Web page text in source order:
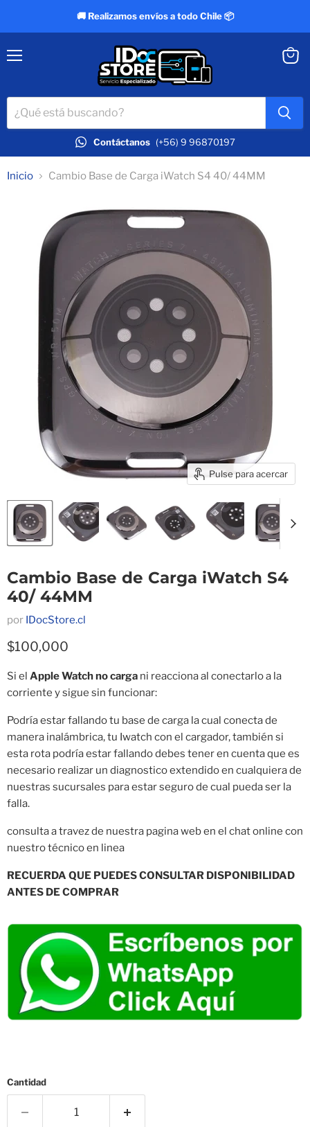
🚚 Realizamos envíos a todo Chile 📦
Contáctanos (+56) 9 96870197
Inicio Cambio Base de Carga iWatch S4 40/ 44MM
Pulse para acercar
Cambio Base de Carga iWatch S4
40/ 44MM
por IDocStore.cl
Precio actual
$100,000
Si el Apple Watch no carga ni reacciona al conectarlo a la
corriente y sigue sin funcionar:
Podría estar fallando tu base de carga la cual conecta de
manera inalámbrica, tu Iwatch con el cargador, también si
esta rota podría estar fallando debes tener en cuenta que es
necesario realizar un diagnostico extendido en cualquiera de
nuestras sucursales para estar seguro de cual pueda ser la
falla.
consulta a travez de nuestra pagina web en el chat online con
nuestro técnico en linea
RECUERDA QUE PUEDES CONSULTAR DISPONIBILIDAD
ANTES DE COMPRAR
Cantidad